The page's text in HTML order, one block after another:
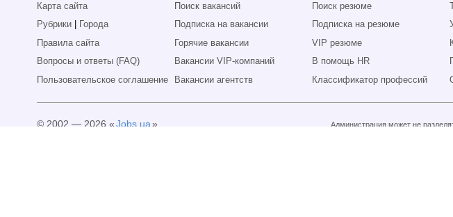
Карта сайта
Рубрики
Города
Правила сайта
Вопросы и ответы (FAQ)
Пользовательское соглашение
Поиск вакансий
Подписка на вакансии
Горячие вакансии
Вакансии VIP-компаний
Вакансии агентств
Поиск резюме
Подписка на резюме
VIP резюме
В помощь HR
Классификатор профессий
© 2002 — 2026 «Jobs.ua»
Администрация может не